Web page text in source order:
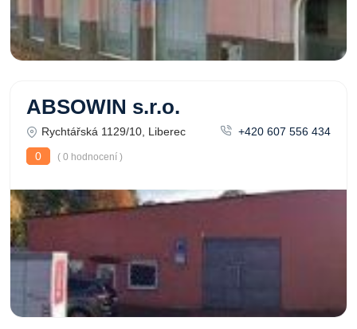
ABSOWIN s.r.o.
Rychtářská 1129/10, Liberec
+420 607 556 434
0
( 0 hodnocení )